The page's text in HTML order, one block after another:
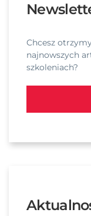
Chcesz
najnowszych
szkoleniach?